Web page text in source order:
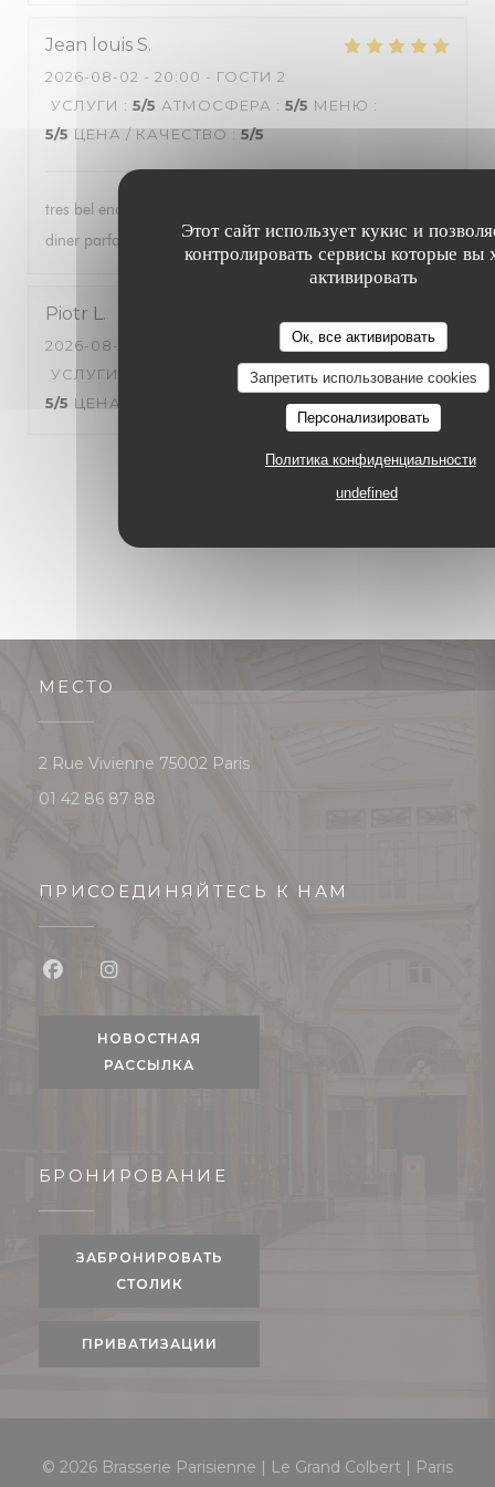
Этот сайт использует кукис и
контролировать сервисы которые вы
активировать
Ок, все активировать
Запретить использование cookies
Персонализировать
Политика конфиденциальности
undefined
Jean louis S
2026-08-02 - 20:00 - ГОСТИ 2
УСЛУГИ : 5/5 АТМОСФЕРА : 5/5 МЕНЮ :
5/5 ЦЕНА / КАЧЕСТВО: 5/5
tres bel endroit , personnel tres acceuillant et agreable , le
diner parfait . nous avons passé une tres bonne soirée .
Piotr L
2026-08-03
- 20:30 - ГОСТИ 2
УСЛУГИ
АТМОСФЕРА: 5/5 МЕНЮ :
5/5 ЦЕНА / КАЧЕСТВО
3
МЕСТО
2 Rue Vivienne 75002 Paris((открывается в новом окне))
01 42 86 87 88
ПРИСОЕДИНЯЙТЕСЬ К НАМ
НОВОСТНАЯ
РАССЫЛКА
БРОНИРОВАНИЕ
ЗАБРОНИРОВАТЬ
СТОЛИК
ПРИВАТИЗАЦИИ
© 2026 Brasserie Parisienne | Le Grand Colbert | Paris